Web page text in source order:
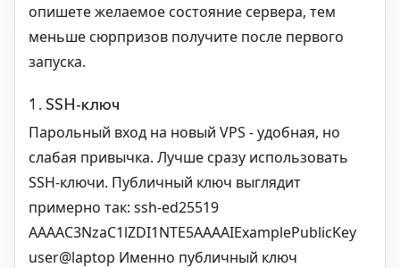
опишете желаемое состояние сервера, тем
меньше сюрпризов получите после первого
запуска.
1. SSH-ключ
Парольный вход на новый VPS - удобная, но
слабая привычка. Лучше сразу использовать
SSH-ключи. Публичный ключ выглядит
примерно так: ssh-ed25519
AAAAC3NzaC1lZDI1NTE5AAAAIExamplePublicKey
user@laptop Именно публичный ключ